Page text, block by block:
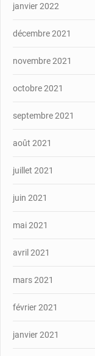
janvier 2022
décembre 2021
novembre 2021
octobre 2021
septembre 2021
août 2021
juillet 2021
juin 2021
mai 2021
avril 2021
mars 2021
février 2021
janvier 2021